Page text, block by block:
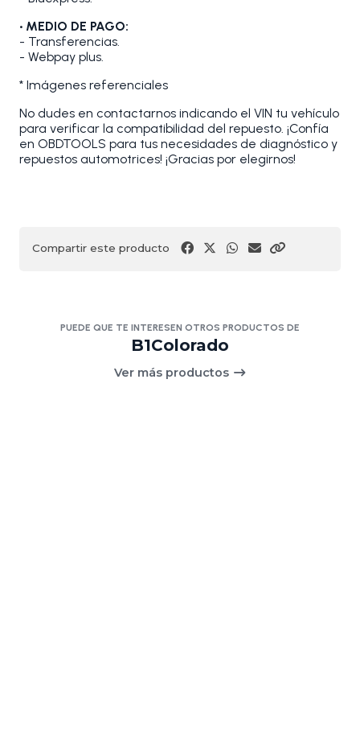
• MEDIO DE PAGO:
- Transferencias.
- Webpay plus.
* Imágenes referenciales
No dudes en contactarnos indicando el VIN tu vehículo
para verificar la compatibilidad del repuesto. ¡Confía
en OBDTOOLS para tus necesidades de diagnóstico y
repuestos automotrices! ¡Gracias por elegirnos!
Compartir este producto
PUEDE QUE TE INTERESEN OTROS PRODUCTOS DE
B1Colorado
Ver más productos